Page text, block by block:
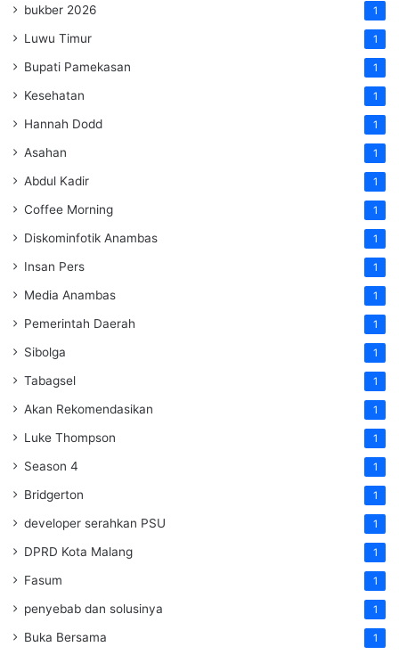
bukber 2026 1
Luwu Timur 1
Bupati Pamekasan 1
Kesehatan 1
Hannah Dodd 1
Asahan 1
Abdul Kadir 1
Coffee Morning 1
Diskominfotik Anambas 1
Insan Pers 1
Media Anambas 1
Pemerintah Daerah 1
Sibolga 1
Tabagsel 1
Akan Rekomendasikan 1
Luke Thompson 1
Season 4 1
Bridgerton 1
developer serahkan PSU 1
DPRD Kota Malang 1
Fasum 1
penyebab dan solusinya 1
Buka Bersama 1